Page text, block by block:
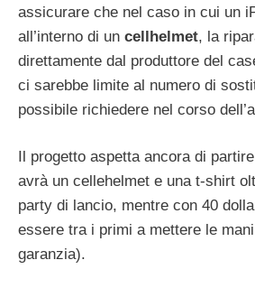
assicurare che nel caso in cui un
all’interno di un cellhelmet, la
direttamente dal produttore del
ci sarebbe limite al numero di
possibile richiedere nel corso
Il progetto aspetta ancora di
avrà un cellehelmet e una t-shirt
party di lancio, mentre con 40
essere tra i primi a mettere le
garanzia).